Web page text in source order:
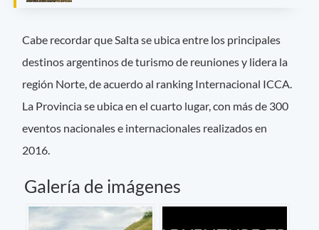
Cabe recordar que Salta se ubica entre los principales
destinos argentinos de turismo de reuniones y lidera la
región Norte, de acuerdo al ranking Internacional ICCA.
La Provincia se ubica en el cuarto lugar, con más de 300
eventos nacionales e internacionales realizados en
2016.
Galería de imágenes